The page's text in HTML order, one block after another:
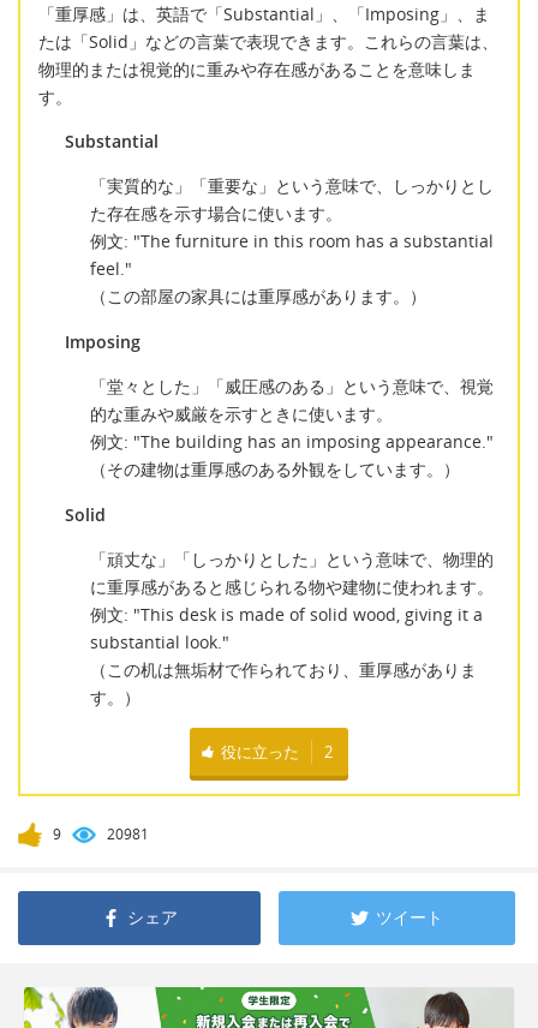
「重厚感」は、英語で「Substantial」、「Imposing」、ま
たは「Solid」などの言葉で表現できます。これらの言葉は、
物理的または視覚的に重みや存在感があることを意味しま
す。
Substantial
「実質的な」「重要な」という意味で、しっかりとし
た存在感を示す場合に使います。
例文: "The furniture in this room has a substantial
feel."
（この部屋の家具には重厚感があります。）
Imposing
「堂々とした」「威圧感のある」という意味で、視覚
的な重みや威厳を示すときに使います。
例文: "The building has an imposing appearance."
（その建物は重厚感のある外観をしています。）
Solid
「頑丈な」「しっかりとした」という意味で、物理的
に重厚感があると感じられる物や建物に使われます。
例文: "This desk is made of solid wood, giving it a
substantial look."
（この机は無垢材で作られており、重厚感がありま
す。）
役に立った 2
9 20981
シェア ツイート